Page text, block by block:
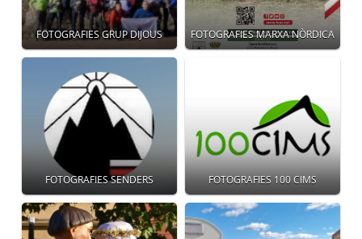
FOTOGRAFIES GRUP DIJOUS FOTOGRAFIES MARXA NÒRDICA
FOTOGRAFIES SENDERS FOTOGRAFIES 100 CIMS